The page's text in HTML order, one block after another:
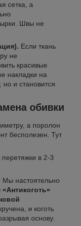
сетка, а
Швы не
Если ткань
не
красивые
накладки на
но и становится
обивки
а поролон
бесполезен. Тут
в 2-3
Мы настоятельно
«Антикоготь»
и коготь
основу.